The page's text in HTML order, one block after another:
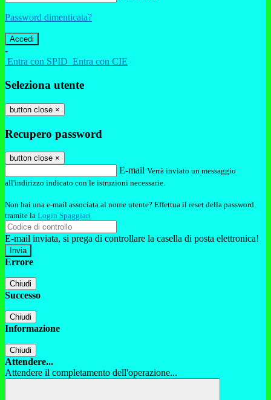
Password dimenticata?
-
Entra con SPID Entra con CIE
Seleziona utente
button close ×
Recupero password
button close ×
E-mail Verrà inviato un messaggio
all'indirizzo indicato con le istruzioni necessarie.
Non hai una e-mail associata al nome utente? Effettua il reset della password
tramite la Login Spaggiari
E-mail inviata, si prega di controllare la casella di posta elettronica!
Errore
Chiudi
Successo
Chiudi
Informazione
Chiudi
Attendere...
Attendere il completamento dell'operazione...